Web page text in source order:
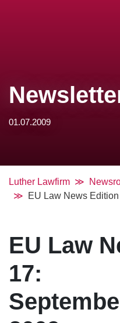
01.07.2009
Luther Lawfirm
EU Law News
EU Law
17: